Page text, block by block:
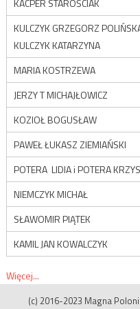
KULCZYK GRZEGORZ
KULCZYK KATARZYNA
MARIA KOSTRZEWA
JERZY T MICHAJŁOWICZ
KOZIOŁ BOGUSŁAW
PAWEŁ ŁUKASZ ZIEMIAŃSKI
POTERA LIDIA i POTERA
NIEMCZYK MICHAŁ
SŁAWOMIR PIĄTEK
KAMIL JAN KOWALCZYK
Więcej...
(c) 2016-2023 Magna